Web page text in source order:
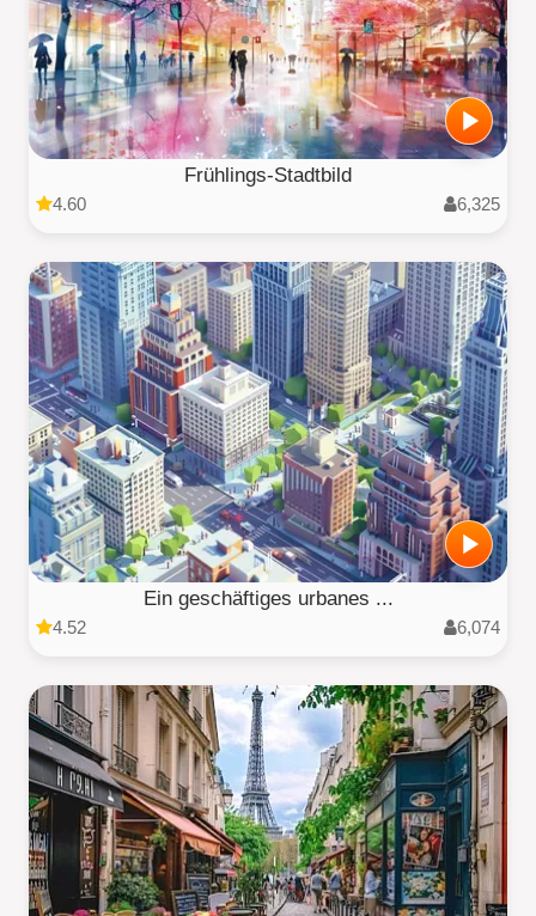
Frühlings-Stadtbild
4.60 6,325
Ein geschäftiges urbanes ...
4.52 6,074